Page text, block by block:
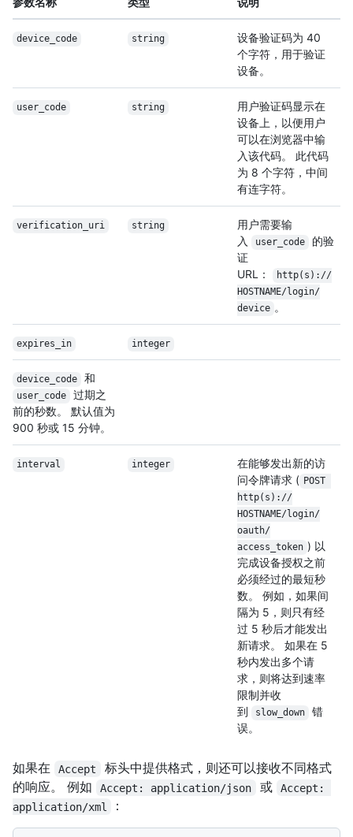
device_code string
设备验证码为 40
个字符，用于验证
设备。
user_code string
用户验证码显示在
设备上，以便用户
可以在浏览器中输
入该代码。 此代码
为 8 个字符，中间
有连字符。
verification_uri string
用户需要输
入
user_code
的验
证
URL：
http(s)://
HOSTNAME/login/
device 。
expires_in integer
device_code 和
user_code
过期之
前的秒数。 默认值为
900 秒或 15 分钟。
interval integer
在能够发出新的访
问令牌请求 ( POST
http(s)://
HOSTNAME/login/
oauth/
access_token ) 以
完成设备授权之前
必须经过的最短秒
数。 例如，如果间
隔为 5，则只有经
过 5 秒后才能发出
新请求。 如果在 5
秒内发出多个请
求，则将达到速率
限制并收
到
slow_down
错
误。
如果在 Accept
标头中提供格式，则还可以接收不同格式
的响应。 例如
Accept: application/json 或
Accept:
application/xml
：